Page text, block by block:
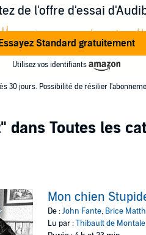
de l'offre d'essai
Standard gratuitement
Utilisez vos identifiants
30 jours. Possibilité de résilier
dans Toutes les
Mon chien
De :John Fante, Brice
Lu par :Thibault de